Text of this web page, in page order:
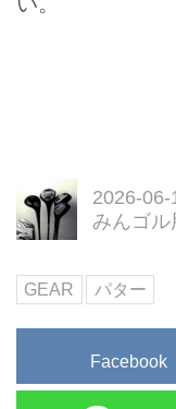
2026-06-
みんゴル
GEAR パター
Facebook